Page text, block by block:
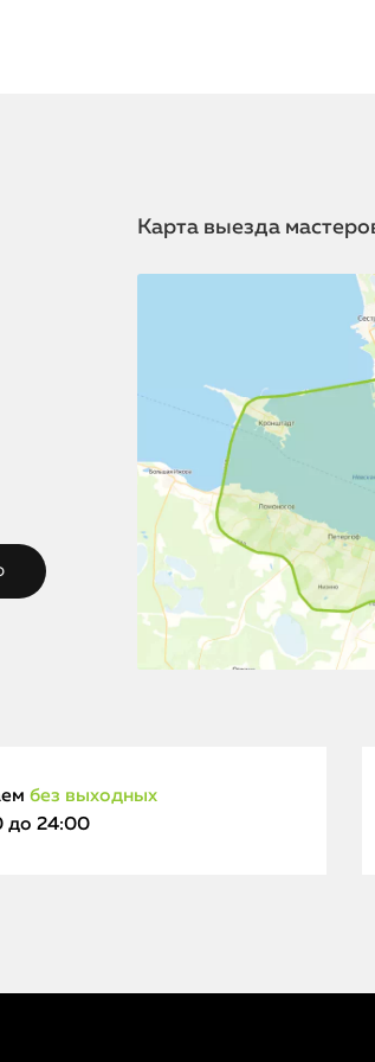
Карта выезда
без выходных
до 24:00